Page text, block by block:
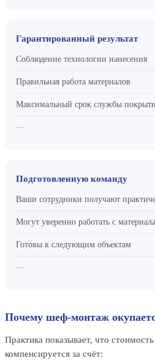
Гарантированный результат
Соблюдение технологии нанесения
Правильная работа материалов
Максимальный срок службы
—
Подготовленную команду
Ваши сотрудники получают
Могут уверенно работать с
Готовы к следующим объектам
—
Почему шеф-монтаж
Практика показывает, что
компенсируется за счёт: